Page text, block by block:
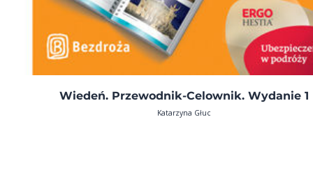
Wiedeń. Przewodnik-Celownik. Wydanie 1
Katarzyna Głuc